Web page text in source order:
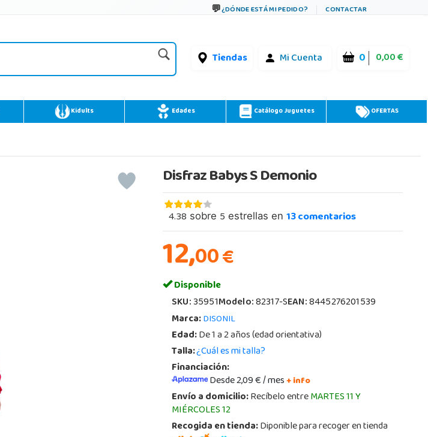
¿DÓNDE ESTÁ MI PEDIDO? CONTACTAR
Tiendas Mi Cuenta 0 0,00 €
Kidults Edades Catálogo Juguetes OFERTAS
Disfraz Babys S Demonio
4.38 sobre 5 estrellas en13comentarios
12,00€
Disponible
SKU:35951Modelo:82317-SEAN:8445276201539
Marca:DISONIL
Edad:De 1 a 2 años (edad orientativa)
Talla:¿Cuál es mi talla?
Financiación:
Desde 2,09 € / mes+ info
Envío a domicilio:Recíbelo entreMARTES 11 Y
MIÉRCOLES 12
Recogida en tienda:Diponible para recoger en tienda